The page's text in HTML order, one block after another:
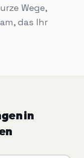
Wege,
das Ihr
in